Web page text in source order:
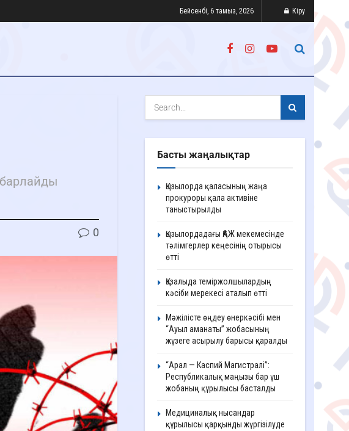
Бейсенбі, 6 тамыз, 2026 Кіру
0
Басты жаңалықтар
Қызылорда қаласының жаңа
прокуроры қала активіне
таныстырылды
Қызылордадағы ҚАЖ мекемесінде
тәлімгерлер кеңесінің отырысы
өтті
Қазалыда теміржолшылардың
кәсіби мерекесі аталып өтті
Мәжілісте өңдеу өнеркәсібі мен
“Ауыл аманаты” жобасының
жүзеге асырылу барысы қаралды
“Арал — Каспий Магистралі”:
Республикалық маңызы бар үш
жобаның құрылысы басталды
Медициналық нысандар
құрылысы қарқынды жүргізілуде